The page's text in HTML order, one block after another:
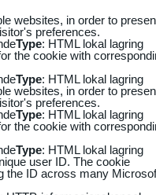
websites, in order to
preferences.
Type: HTML lokal lagring
the cookie with
Type: HTML lokal lagring
websites, in order to
preferences.
Type: HTML lokal lagring
the cookie with
Type: HTML lokal lagring
user ID. The cookie
the ID across many